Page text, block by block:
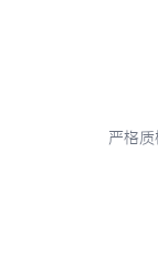
严格